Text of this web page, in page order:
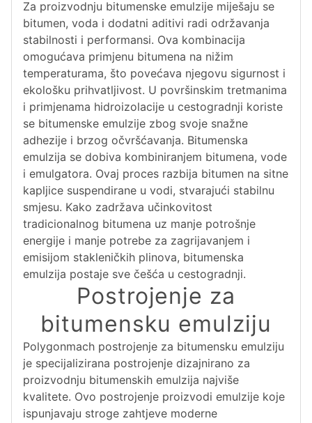
Za proizvodnju bitumenske emulzije miješaju se
bitumen, voda i dodatni aditivi radi održavanja
stabilnosti i performansi. Ova kombinacija
omogućava primjenu bitumena na nižim
temperaturama, što povećava njegovu sigurnost i
ekološku prihvatljivost. U površinskim tretmanima
i primjenama hidroizolacije u cestogradnji koriste
se bitumenske emulzije zbog svoje snažne
adhezije i brzog očvršćavanja. Bitumenska
emulzija se dobiva kombiniranjem bitumena, vode
i emulgatora. Ovaj proces razbija bitumen na sitne
kapljice suspendirane u vodi, stvarajući stabilnu
smjesu. Kako zadržava učinkovitost
tradicionalnog bitumena uz manje potrošnje
energije i manje potrebe za zagrijavanjem i
emisijom stakleničkih plinova, bitumenska
emulzija postaje sve češća u cestogradnji.
Postrojenje za
bitumensku emulziju
Polygonmach postrojenje za bitumensku emulziju
je specijalizirana postrojenje dizajnirano za
proizvodnju bitumenskih emulzija najviše
kvalitete. Ovo postrojenje proizvodi emulzije koje
ispunjavaju stroge zahtjeve moderne